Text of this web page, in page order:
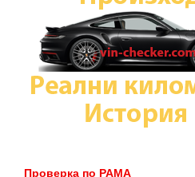
Проверка по РАМА